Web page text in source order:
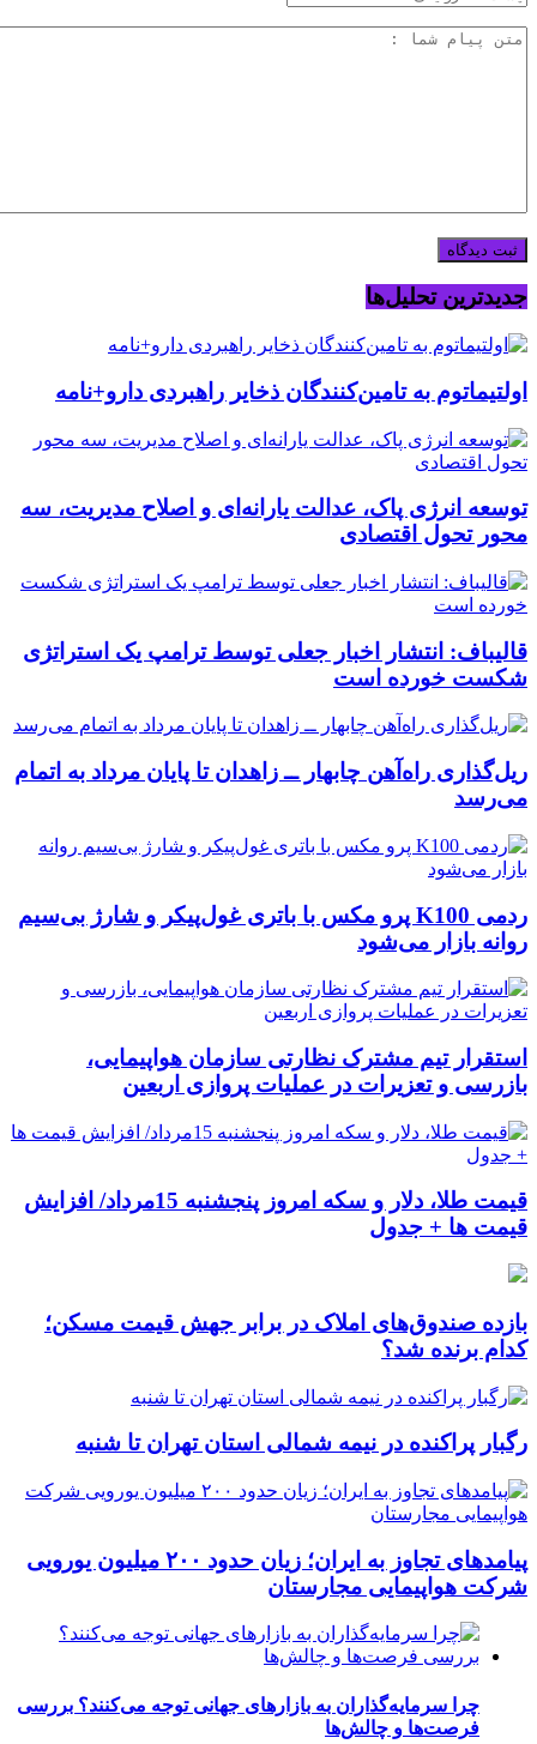
جدیدترین تحلیل‌ها
اولتیماتوم به تامین‌کنندگان ذخایر راهبردی دارو+نامه
توسعه انرژی پاک، عدالت یارانه‌ای و اصلاح مدیریت، سه
محور تحول اقتصادی
قالیباف: انتشار اخبار جعلی توسط ترامپ یک استراتژی
شکست خورده است
ریل‌گذاری راه‌آهن چابهار ــ زاهدان تا پایان مرداد به اتمام
می‌رسد
ردمی K100 پرو مکس با باتری غول‌پیکر و شارژ بی‌سیم
روانه بازار می‌شود
استقرار تیم مشترک نظارتی سازمان هواپیمایی،
بازرسی و تعزیرات در عملیات پروازی اربعین
قیمت طلا، دلار و سکه امروز پنجشنبه 15مرداد/ افزایش
قیمت ها + جدول
بازده صندوق‌های املاک در برابر جهش قیمت مسکن؛
کدام برنده شد؟
رگبار پراکنده در نیمه شمالی استان تهران تا شنبه
پیامدهای تجاوز به ایران؛ زیان حدود ۲۰۰ میلیون یورویی
شرکت هواپیمایی مجارستان
چرا سرمایه‌گذاران به بازارهای جهانی توجه می‌کنند؟ بررسی
فرصت‌ها و چالش‌ها